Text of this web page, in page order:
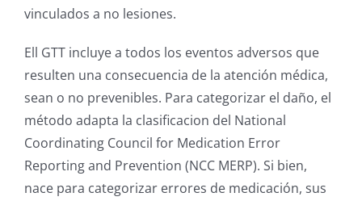
vinculados a no lesiones.
Ell GTT incluye a todos los eventos adversos que
resulten una consecuencia de la atención médica,
sean o no prevenibles. Para categorizar el daño, el
método adapta la clasificacion del National
Coordinating Council for Medication Error
Reporting and Prevention (NCC MERP). Si bien,
nace para categorizar errores de medicación, sus